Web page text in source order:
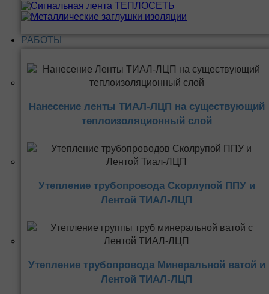
РАБОТЫ
Нанесение ленты ТИАЛ-ЛЦП на существующий
теплоизоляционный слой
Утепление трубопровода Скорлупой ППУ и
Лентой ТИАЛ-ЛЦП
Утепление трубопровода Минеральной ватой и
Лентой ТИАЛ-ЛЦП